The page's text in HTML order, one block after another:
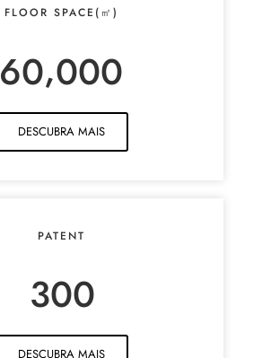
FLOOR SPACE(㎡)
60,000
DESCUBRA MAIS
PATENT
300
DESCUBRA MAIS